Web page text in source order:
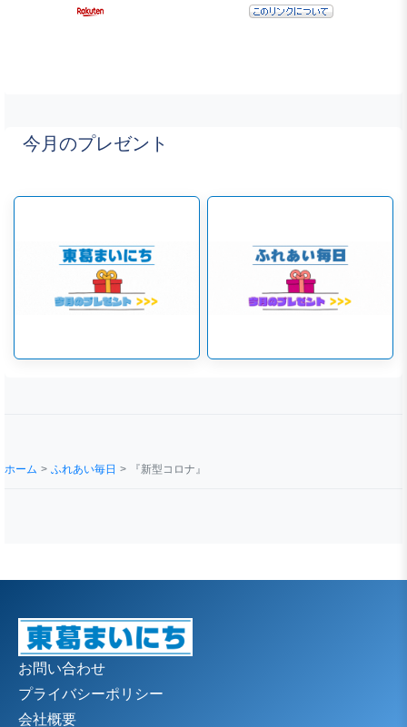
今月のプレゼント
ホーム ふれあい毎日 『新型コロナ』
お問い合わせ
プライバシーポリシー
会社概要